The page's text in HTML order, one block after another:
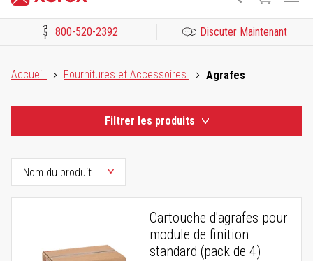
800-520-2392 Discuter Maintenant
Accueil
Fournitures et Accessoires Agrafes
Filtrer les produits
Cartouche d'agrafes pour
module de finition
standard (pack de 4)